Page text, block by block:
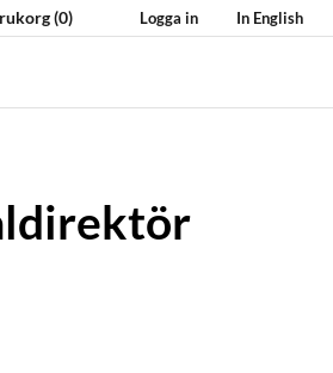
(0) Logga in In English